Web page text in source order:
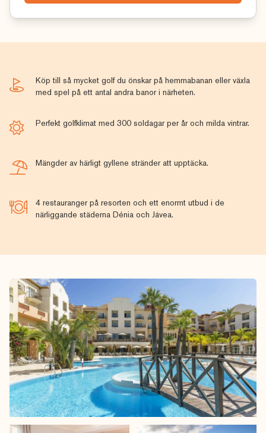
Köp till så mycket golf du önskar på hemmabanan eller växla
med spel på ett antal andra banor i närheten.
Perfekt golfklimat med 300 soldagar per år och milda vintrar.
Mängder av härligt gyllene stränder att upptäcka.
4 restauranger på resorten och ett enormt utbud i de
närliggande städerna Dénia och Jávea.